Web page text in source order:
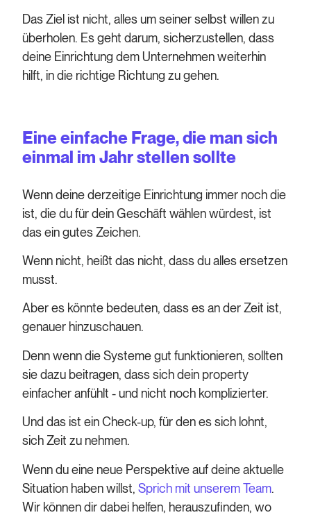
Das Ziel ist nicht, alles um seiner selbst willen zu
überholen. Es geht darum, sicherzustellen, dass
deine Einrichtung dem Unternehmen weiterhin
hilft, in die richtige Richtung zu gehen.
Eine einfache Frage, die man sich
einmal im Jahr stellen sollte
Wenn deine derzeitige Einrichtung immer noch die
ist, die du für dein Geschäft wählen würdest, ist
das ein gutes Zeichen.
Wenn nicht, heißt das nicht, dass du alles ersetzen
musst.
Aber es könnte bedeuten, dass es an der Zeit ist,
genauer hinzuschauen.
Denn wenn die Systeme gut funktionieren, sollten
sie dazu beitragen, dass sich dein property
einfacher anfühlt - und nicht noch komplizierter.
Und das ist ein Check-up, für den es sich lohnt,
sich Zeit zu nehmen.
Wenn du eine neue Perspektive auf deine aktuelle
Situation haben willst,Sprich mit unserem Team.
Wir können dir dabei helfen, herauszufinden, wo